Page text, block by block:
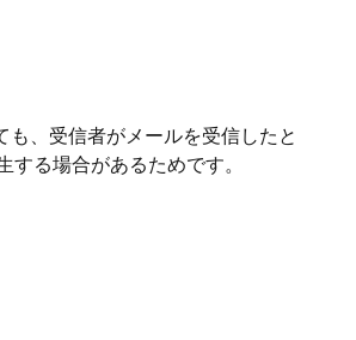
も、受信者がメールを受信したと
る場合があるためです。